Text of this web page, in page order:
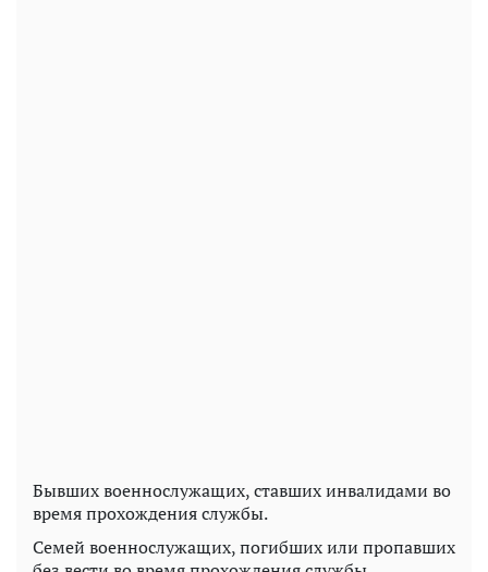
Бывших военнослужащих, ставших инвалидами во
время прохождения службы.
Семей военнослужащих, погибших или пропавших